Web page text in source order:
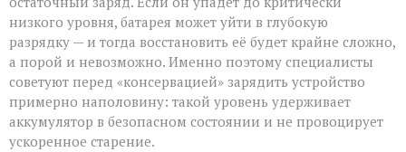
низкого уровня, батарея может уйти в глубокую
разрядку — и тогда восстановить её будет крайне сложно,
а порой и невозможно. Именно поэтому специалисты
советуют перед «консервацией» зарядить устройство
примерно наполовину: такой уровень удерживает
аккумулятор в безопасном состоянии и не провоцирует
ускоренное старение.